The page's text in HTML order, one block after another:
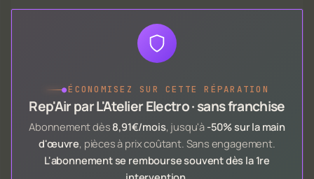
●ÉCONOMISEZ SUR CETTE RÉPARATION
Rep'Air par L'Atelier Electro · sans franchise
Abonnement dès 8,91€/mois, jusqu'à -50% sur la main
d'œuvre, pièces à prix coûtant. Sans engagement.
L'abonnement se rembourse souvent dès la 1re